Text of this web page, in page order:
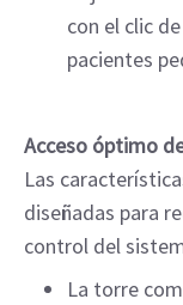
con el clic
pacientes
Acceso óptimo
Las
diseñadas para
control del
La torre